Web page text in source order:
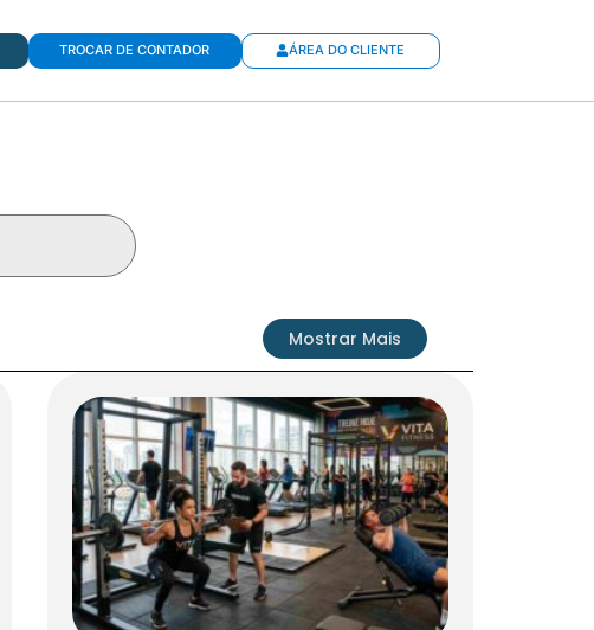
TROCAR DE CONTADOR ÁREA DO CLIENTE
Mostrar Mais